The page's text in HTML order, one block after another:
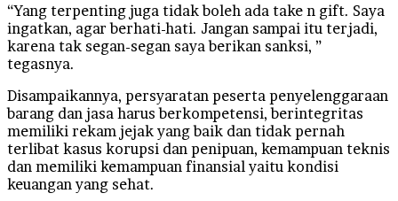
“Yang terpenting juga tidak boleh ada take n gift. Saya
ingatkan, agar berhati-hati. Jangan sampai itu terjadi,
karena tak segan-segan saya berikan sanksi, ”
tegasnya.
Disampaikannya, persyaratan peserta penyelenggaraan
barang dan jasa harus berkompetensi, berintegritas
memiliki rekam jejak yang baik dan tidak pernah
terlibat kasus korupsi dan penipuan, kemampuan teknis
dan memiliki kemampuan finansial yaitu kondisi
keuangan yang sehat.